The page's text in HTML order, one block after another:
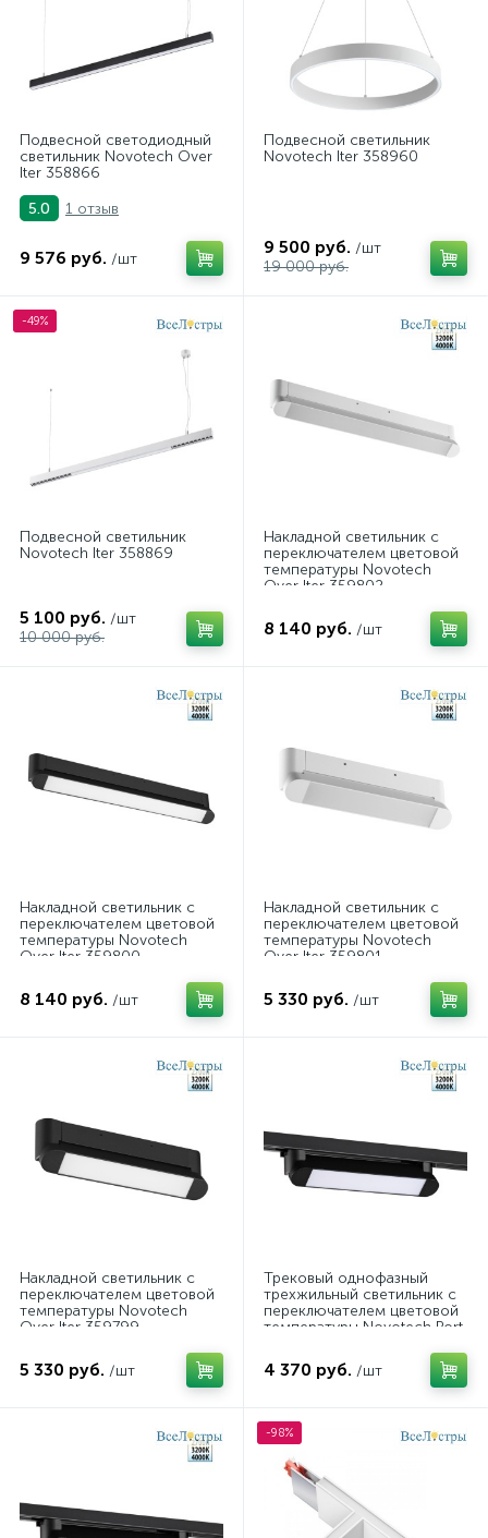
Подвесной светодиодный
светильник Novotech Over
Iter 358866
5.0
1 отзыв
9 576 руб. /шт
Подвесной светильник
Novotech Iter 358960
9 500 руб. /шт
19 000 руб.
-49%
Подвесной светильник
Novotech Iter 358869
5 100 руб. /шт
10 000 руб.
Накладной светильник с
переключателем цветовой
температуры Novotech
Over Iter 359802
8 140 руб. /шт
Накладной светильник с
переключателем цветовой
температуры Novotech
Over Iter 359800
8 140 руб. /шт
Накладной светильник с
переключателем цветовой
температуры Novotech
Over Iter 359801
5 330 руб. /шт
Накладной светильник с
переключателем цветовой
температуры Novotech
Over Iter 359799
5 330 руб. /шт
Трековый однофазный
трехжильный светильник с
переключателем цветовой
температуры Novotech Port
4 370 руб. /шт
-98%